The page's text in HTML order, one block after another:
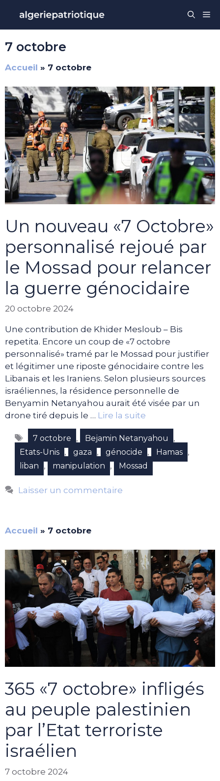
contenu
7 octobre
Accueil » 7 octobre
Un nouveau «7 Octobre»
personnalisé rejoué par
le Mossad pour relancer
la guerre génocidaire
20 octobre 2024
Une contribution de Khider Mesloub – Bis
repetita. Encore un coup de «7 octobre
personnalisé» tramé par le Mossad pour justifier
et légitimer une riposte génocidaire contre les
Libanais et les Iraniens. Selon plusieurs sources
israéliennes, la résidence personnelle de
Benyamin Netanyahou aurait été visée par un
drone tiré depuis le … Lire la suite
Étiquettes
7 octobre , Bejamin Netanyahou ,
Etats-Unis , gaza , génocide , Hamas ,
liban , manipulation , Mossad
Laisser un commentaire
Accueil » 7 octobre
365 «7 octobre» infligés
au peuple palestinien
par l’Etat terroriste
israélien
7 octobre 2024